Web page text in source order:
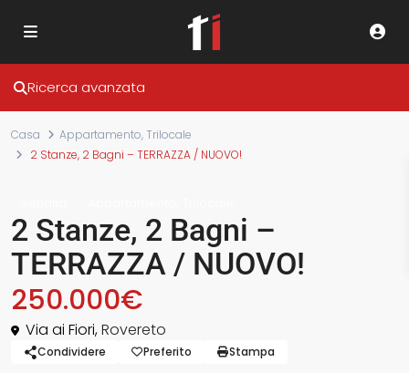
Ricerca avanzata
Casa Appartamento,Trilocale
2 Stanze, 2 Bagni – TERRAZZA / NUOVO!
2 Stanze, 2 Bagni –
TERRAZZA / NUOVO!
250.000€
Via ai Fiori,Rovereto
Condividere Preferito Stampa